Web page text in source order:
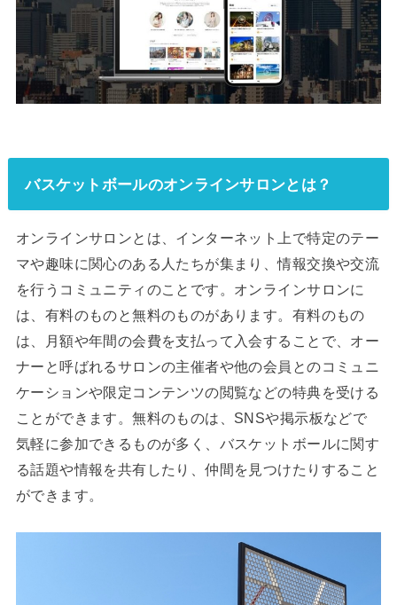
バスケットボールのオンラインサロンとは？
オンラインサロンとは、インターネット上で特定のテー
マや趣味に関心のある人たちが集まり、情報交換や交流
を行うコミュニティのことです。オンラインサロンに
は、有料のものと無料のものがあります。有料のもの
は、月額や年間の会費を支払って入会することで、オー
ナーと呼ばれるサロンの主催者や他の会員とのコミュニ
ケーションや限定コンテンツの閲覧などの特典を受ける
ことができます。無料のものは、SNSや掲示板などで
気軽に参加できるものが多く、バスケットボールに関す
る話題や情報を共有したり、仲間を見つけたりすること
ができます。